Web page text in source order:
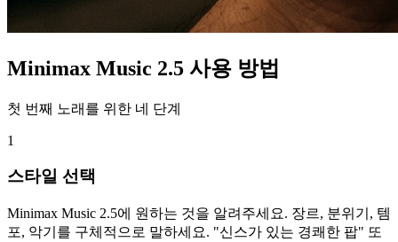
Minimax Music 2.5 사용 방법
첫 번째 노래를 위한 네 단계
1
스타일 선택
Minimax Music 2.5에 원하는 것을 알려주세요. 장르, 분위기, 템
포, 악기를 구체적으로 말하세요. "신스가 있는 경쾌한 팝" 또